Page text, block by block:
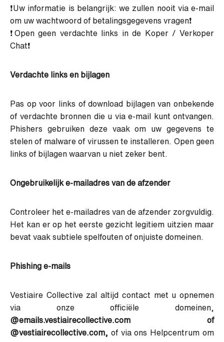
❗Uw informatie is belangrijk: we zullen nooit via e-mail
om uw wachtwoord of betalingsgegevens vragen❗
❗Open geen verdachte links in de Koper / Verkoper
Chat❗
Verdachte links en bijlagen
Pas op voor links of download bijlagen van onbekende
of verdachte bronnen die u via e-mail kunt ontvangen.
Phishers gebruiken deze vaak om uw gegevens te
stelen of malware of virussen te installeren. Open geen
links of bijlagen waarvan u niet zeker bent.
Ongebruikelijk e-mailadres van de afzender
Controleer het e-mailadres van de afzender zorgvuldig.
Het kan er op het eerste gezicht legitiem uitzien maar
bevat vaak subtiele spelfouten of onjuiste domeinen.
Phishing e-mails
Vestiaire Collective zal altijd contact met u opnemen
via onze officiële domeinen,
@emails.vestiairecollective.com of
@vestiairecollective.com,
of via ons Helpcentrum om